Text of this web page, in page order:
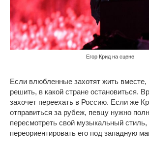
Егор Крид на сцене
Если влюбленные захотят жить вместе,
решить, в какой стране остановиться.
захочет переехать в Россию. Если же
отправиться за рубеж, певцу нужно
пересмотреть свой музыкальный
переориентировать его под западную